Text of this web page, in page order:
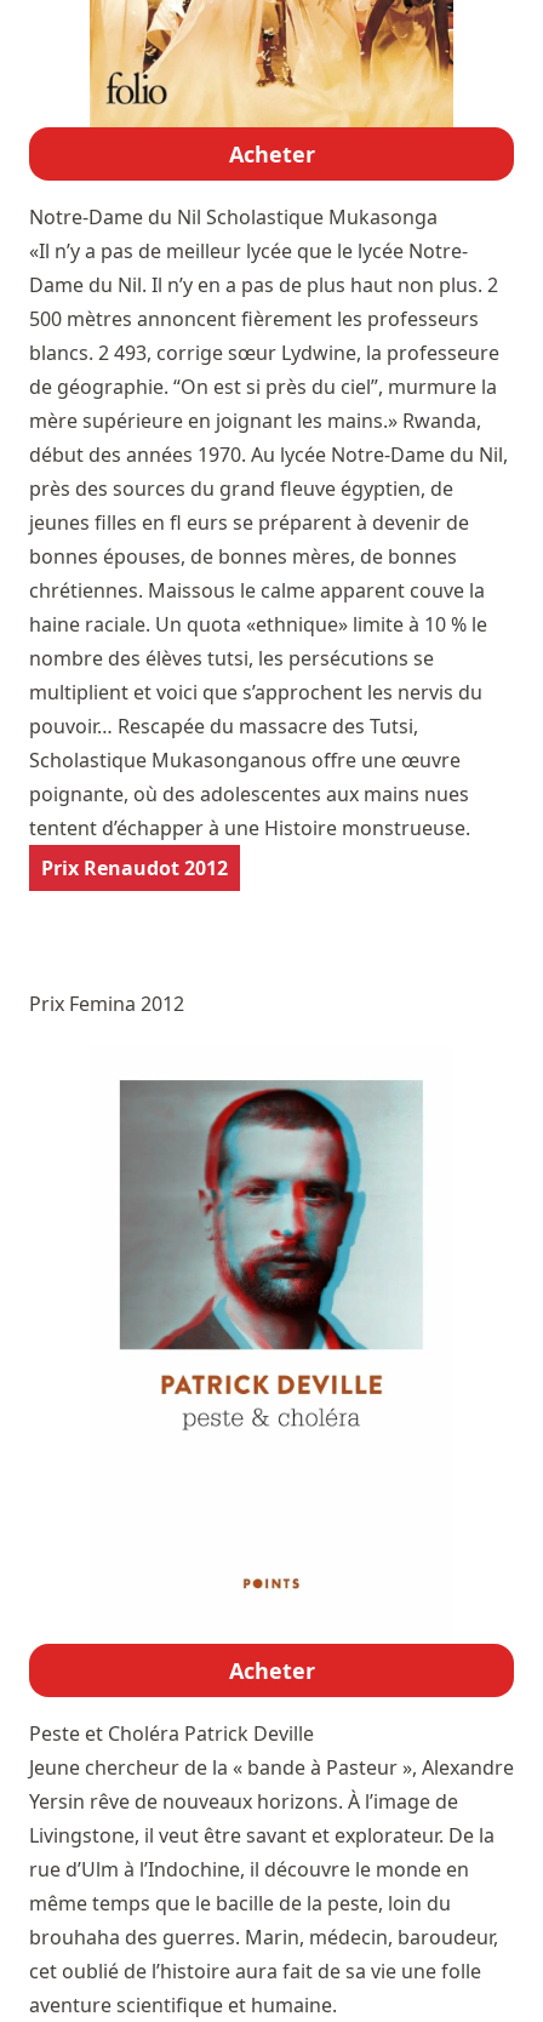
Acheter
Notre-Dame du Nil Scholastique Mukasonga
«Il n’y a pas de meilleur lycée que le lycée Notre-
Dame du Nil. Il n’y en a pas de plus haut non plus. 2
500 mètres annoncent fièrement les professeurs
blancs. 2 493, corrige sœur Lydwine, la professeure
de géographie. “On est si près du ciel”, murmure la
mère supérieure en joignant les mains.» Rwanda,
début des années 1970. Au lycée Notre-Dame du Nil,
près des sources du grand fleuve égyptien, de
jeunes filles en fl eurs se préparent à devenir de
bonnes épouses, de bonnes mères, de bonnes
chrétiennes. Maissous le calme apparent couve la
haine raciale. Un quota «ethnique» limite à 10 % le
nombre des élèves tutsi, les persécutions se
multiplient et voici que s’approchent les nervis du
pouvoir… Rescapée du massacre des Tutsi,
Scholastique Mukasonganous offre une œuvre
poignante, où des adolescentes aux mains nues
tentent d’échapper à une Histoire monstrueuse.
Prix Renaudot 2012
Prix Femina 2012
Acheter
Peste et Choléra Patrick Deville
Jeune chercheur de la « bande à Pasteur », Alexandre
Yersin rêve de nouveaux horizons. À l’image de
Livingstone, il veut être savant et explorateur. De la
rue d’Ulm à l’Indochine, il découvre le monde en
même temps que le bacille de la peste, loin du
brouhaha des guerres. Marin, médecin, baroudeur,
cet oublié de l’histoire aura fait de sa vie une folle
aventure scientifique et humaine.